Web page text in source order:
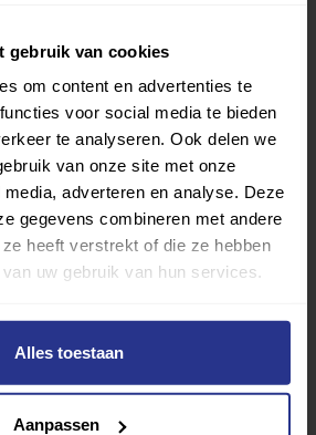
gebruik van cookies
om content en advertenties te
voor social media te bieden
te analyseren. Ook delen we
van onze site met onze
adverteren en analyse. Deze
gegevens combineren met andere
heeft verstrekt of die ze hebben
uw gebruik van hun services.
Alles toestaan
Aanpassen